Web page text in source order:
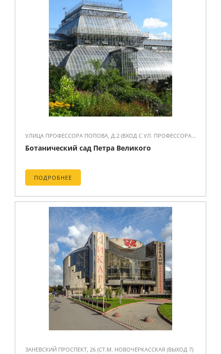
УЛИЦА ПРОФЕССОРА ПОПОВА, Д.2 (ВХОД С УЛ. ПРОФЕССОРА ПОПОВА, 2)
Ботанический сад Петра Великого
ПОДРОБНЕЕ
ЗАНЕВСКИЙ ПРОСПЕКТ, 26 (СТ.М. НОВОЧЕРКАССКАЯ (ВЫХОД 7)